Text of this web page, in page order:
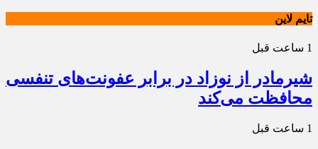
تایم لاین
1 ساعت قبل
شیرمادر از نوزاد در برابر عفونت‌های تنفسی
محافظت می‌کند
1 ساعت قبل